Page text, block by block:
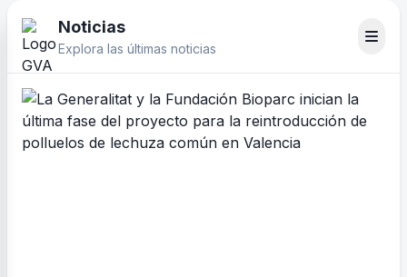
Noticias
Explora las últimas noticias